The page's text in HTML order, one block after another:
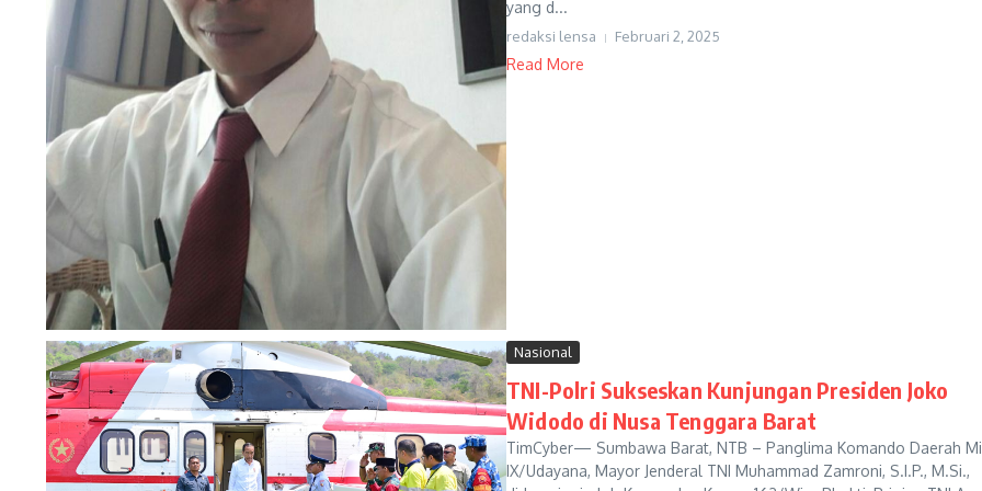
yang d...
redaksi lensa Februari 2, 2025
Read More
Nasional
TNI-Polri Sukseskan Kunjungan Presiden Joko
Widodo di Nusa Tenggara Barat
TimCyber— Sumbawa Barat, NTB – Panglima Komando Daerah
IX/Udayana, Mayor Jenderal TNI Muhammad Zamroni, S.I.P., M.Si.,